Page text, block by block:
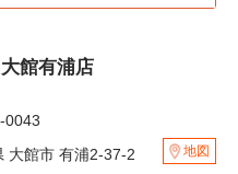
館有浦店
0043
大館市 有浦2-37-2
地図